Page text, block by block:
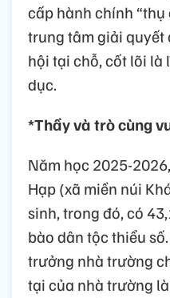
cấp hành chính
trung tâm giải quyết
hội tại chỗ, cốt lõi là
dục.
*Thầy và trò cùng
Năm học 2025-
Hạp (xã miền núi
sinh, trong đó, có
bào dân tộc thiểu
trưởng nhà trường
tại của nhà trường